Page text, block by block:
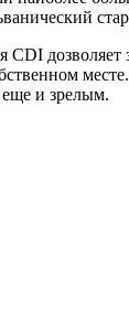
дозволяет
еще и зрелым.